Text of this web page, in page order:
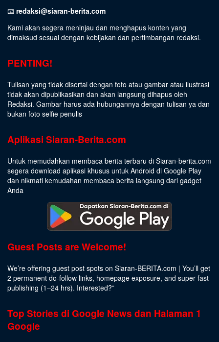
📧 redaksi@siaran-berita.com
Kami akan segera meninjau dan menghapus konten yang
dimaksud sesuai dengan kebijakan dan pertimbangan redaksi.
PENTING!
Tulisan yang tidak disertai dengan foto atau gambar atau ilustrasi
tidak akan dipublikasikan dan akan langsung dihapus oleh
Redaksi. Gambar harus ada hubungannya dengan tulisan ya dan
bukan foto selfie penulis
Aplikasi Siaran-Berita.com
Untuk memudahkan membaca berita terbaru di Siaran-berita.com
segera download aplikasi khusus untuk Android di Google Play
dan nikmati kemudahan membaca berita langsung dari gadget
Anda
Guest Posts are Welcome!
We’re offering guest post spots on Siaran-BERITA.com | You’ll get
2 permanent do-follow links, homepage exposure, and super fast
publishing (1–24 hrs). Interested?”
Top Stories di Google News dan Halaman 1
Google